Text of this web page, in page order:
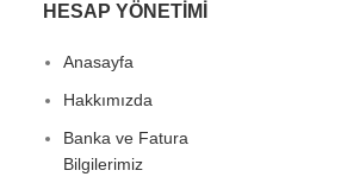
HESAP YÖNETIMI
Anasayfa
Hakkımızda
Banka ve Fatura
Bilgilerimiz